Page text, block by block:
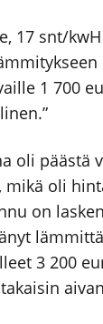
17 snt/
1 700
oli pääs­tä
mikä oli
on
3 200